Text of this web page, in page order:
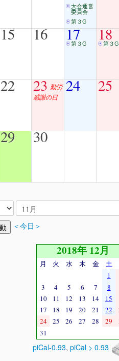
大会運営
委員会
第３G
15 16 17
第３G 18
第３G
22 23 勤労
感謝の日
24 25
29 30
＜今日＞
2018年 12月
月 火 水 木 金 土
1
3
4 5 6 7
8
10
11 12 13 14 15
17
18 19 20 21 22
24
25 26 27 28 29
31
piCal-0.93, piCal > 0.93